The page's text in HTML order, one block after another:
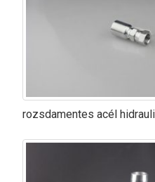
rozsdamentes acél